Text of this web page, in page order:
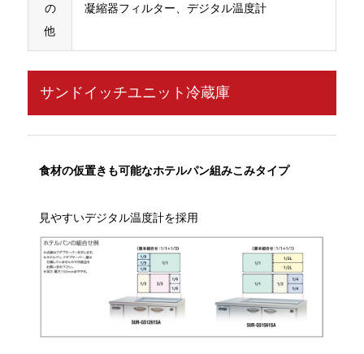
の
他
凝縮器フィルター、デジタル温度計
サンドイッチユニット冷蔵庫
食材の仮置きも可能なホテルパン組みこみタイプ
見やすいデジタル温度計を採用